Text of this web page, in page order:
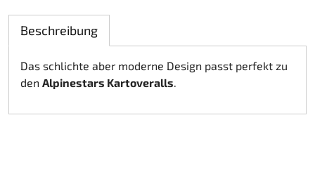
Beschreibung
Das schlichte aber moderne Design passt perfekt zu
den Alpinestars Kartoveralls.
Rotax EVO-MAX etc.